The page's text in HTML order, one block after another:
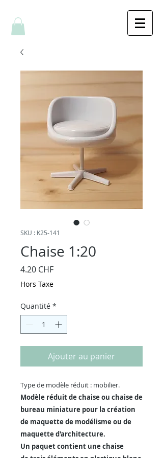
SKU : K25-141
Chaise 1:20
4.20 CHFPrix
Hors Taxe
Quantité *
Ajouter au panier
Type de modèle réduit : mobilier.
Modèle réduit de chaise ou chaise de
bureau miniature pour la création
de maquette de modélisme ou de
maquette d'architecture.
Un paquet contient une chaise